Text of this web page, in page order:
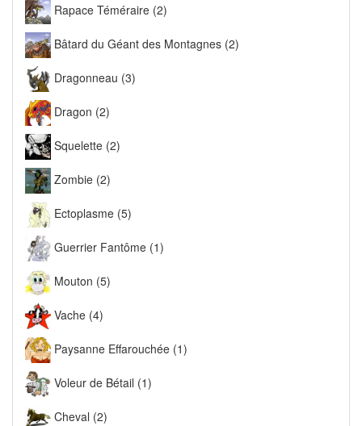
Rapace Téméraire (2)
Bâtard du Géant des Montagnes (2)
Dragonneau (3)
Dragon (2)
Squelette (2)
Zombie (2)
Ectoplasme (5)
Guerrier Fantôme (1)
Mouton (5)
Vache (4)
Paysanne Effarouchée (1)
Voleur de Bétail (1)
Cheval (2)